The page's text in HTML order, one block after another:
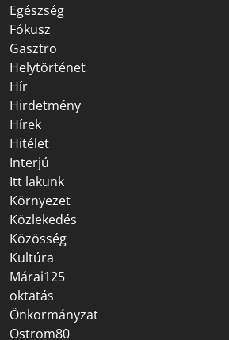
Egészség
Fókusz
Gasztro
Helytörténet
Hír
Hirdetmény
Hírek
Hitélet
Interjú
Itt lakunk
Környezet
Közlekedés
Közösség
Kultúra
Márai125
oktatás
Önkormányzat
Ostrom80